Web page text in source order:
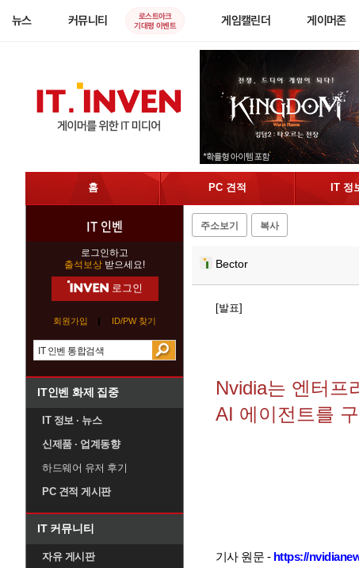
뉴스 커뮤니티
로스트아크
기대평 이벤트
게임캘린더 게이머존
홈 PC 견적 IT 정
IT 인벤
로그인하고
출석보상 받으세요!
로그인
회원가입 ID/PW 찾기
IT인벤 화제 집중
IT 정보 · 뉴스
신제품 · 업계동향
하드웨어 유저 후기
PC 견적 게시판
IT 커뮤니티
자유 게시판
주소보기 복사
Bector
[발표]
Nvidia는 엔터프
AI 에이전트를
기사 원문 - https://